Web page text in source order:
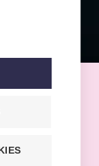
mot
Det